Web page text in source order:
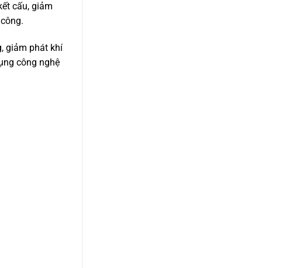
cấu, giảm
giảm phát khí
công nghệ